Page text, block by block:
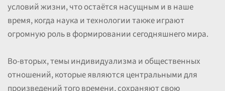
условий жизни, что остаётся насущным и в наше
время, когда наука и технологии также играют
огромную роль в формировании сегодняшнего мира.
Во-вторых, темы индивидуализма и общественных
отношений, которые являются центральными для
произведений того времени, сохраняют свою